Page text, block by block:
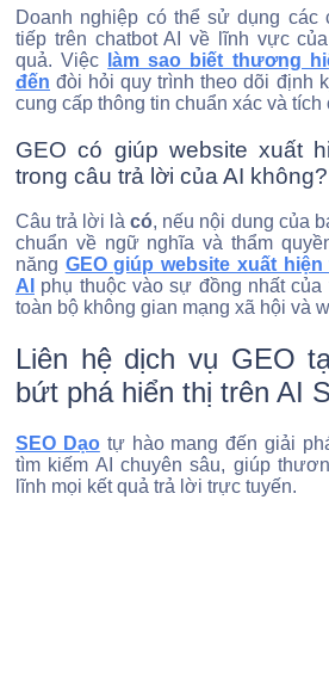
Doanh nghiệp có thể sử dụng các
tiếp trên chatbot AI về lĩnh vực
quả. Việc
làm sao biết thương
đến đòi hỏi quy trình theo dõi định
cung cấp thông tin chuẩn xác và tích
GEO có giúp website xuất
trong câu trả lời của AI không?
Câu trả lời làcó, nếu nội dung của
chuẩn về ngữ nghĩa và thẩm
năng GEO giúp website xuất
AI
phụ thuộc vào sự đồng nhất
toàn bộ không gian mạng xã hội và
Liên hệ dịch vụ GEO
bứt phá hiển thị trên AI
SEO Dạotự hào mang đến giải
tìm kiếm AI chuyên sâu, giúp
lĩnh mọi kết quả trả lời trực tuyến.